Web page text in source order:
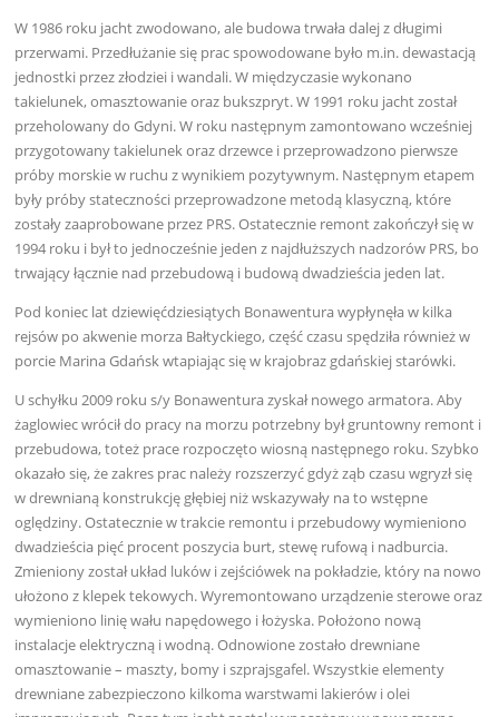
W 1986 roku jacht zwodowano, ale budowa trwała dalej z długimi
przerwami. Przedłużanie się prac spowodowane było m.in. dewastacją
jednostki przez złodziei i wandali. W międzyczasie wykonano
takielunek, omasztowanie oraz bukszpryt. W 1991 roku jacht został
przeholowany do Gdyni. W roku następnym zamontowano wcześniej
przygotowany takielunek oraz drzewce i przeprowadzono pierwsze
próby morskie w ruchu z wynikiem pozytywnym. Następnym etapem
były próby stateczności przeprowadzone metodą klasyczną, które
zostały zaaprobowane przez PRS. Ostatecznie remont zakończył się w
1994 roku i był to jednocześnie jeden z najdłuższych nadzorów PRS, bo
trwający łącznie nad przebudową i budową dwadzieścia jeden lat.
Pod koniec lat dziewięćdziesiątych Bonawentura wypłynęła w kilka
rejsów po akwenie morza Bałtyckiego, część czasu spędziła również w
porcie Marina Gdańsk wtapiając się w krajobraz gdańskiej starówki.
U schyłku 2009 roku s/y Bonawentura zyskał nowego armatora. Aby
żaglowiec wrócił do pracy na morzu potrzebny był gruntowny remont i
przebudowa, toteż prace rozpoczęto wiosną następnego roku. Szybko
okazało się, że zakres prac należy rozszerzyć gdyż ząb czasu wgryzł się
w drewnianą konstrukcję głębiej niż wskazywały na to wstępne
oględziny. Ostatecznie w trakcie remontu i przebudowy wymieniono
dwadzieścia pięć procent poszycia burt, stewę rufową i nadburcia.
Zmieniony został układ luków i zejściówek na pokładzie, który na nowo
ułożono z klepek tekowych. Wyremontowano urządzenie sterowe oraz
wymieniono linię wału napędowego i łożyska. Położono nową
instalacje elektryczną i wodną. Odnowione zostało drewniane
omasztowanie – maszty, bomy i szprajsgafel. Wszystkie elementy
drewniane zabezpieczono kilkoma warstwami lakierów i olei